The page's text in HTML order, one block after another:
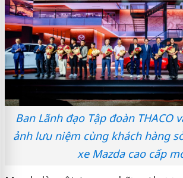
Ban Lãnh đạo Tập đoàn THACO
ảnh lưu niệm cùng khách hàng
xe Mazda cao cấp